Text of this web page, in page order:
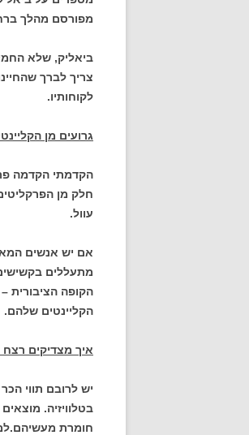
מפורסם מהלך
ביאליק, שלא
צריך לברך
לקוחותיו.
גרועים מן
הקדמתי הקדמה
חלק מן
עוול.
אם יש אנשים
מתעללים
הקופה הציבורית
הקליינטים שלהם.
איך מצדיקים רצח
יש לרובם תווי
בטלוויזיה.
חומרת מעשיהם.